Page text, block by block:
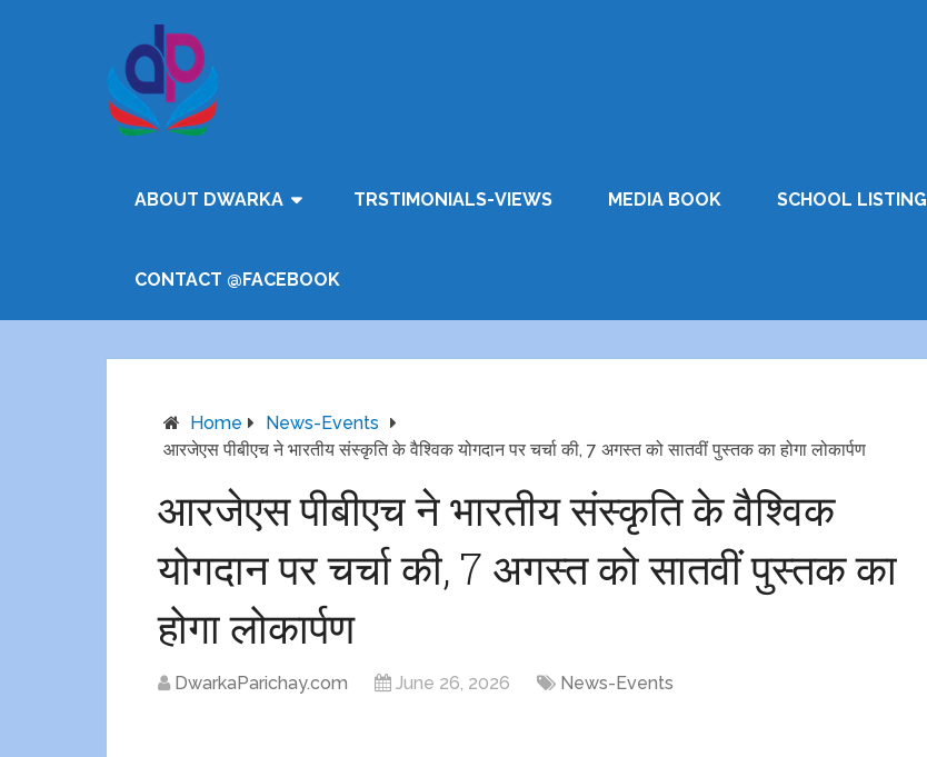
ABOUT DWARKA TRSTIMONIALS-VIEWS MEDIA BOOK SCHOOL LISTING
CONTACT @FACEBOOK
Home
News-Events
आरजेएस पीबीएच ने भारतीय संस्कृति के वैश्विक योगदान पर चर्चा की, 7 अगस्त को सातवीं पुस्तक का होगा लोकार्पण
आरजेएस पीबीएच ने भारतीय संस्कृति के वैश्विक
योगदान पर चर्चा की, 7 अगस्त को सातवीं पुस्तक का
होगा लोकार्पण
DwarkaParichay.com June 26, 2026 News-Events